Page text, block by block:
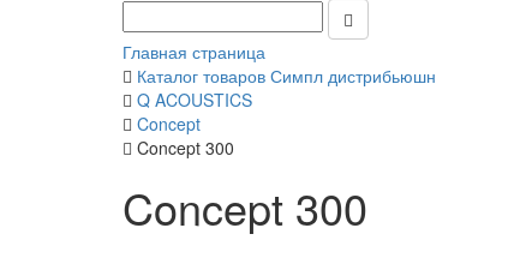
Главная страница
Каталог товаров Симпл дистрибьюшн
Q ACOUSTICS
Concept
Concept 300
Concept 300